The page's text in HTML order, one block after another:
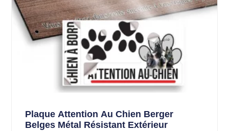
Plaque Attention Au Chien Berger
Belges Métal Résistant Extérieur